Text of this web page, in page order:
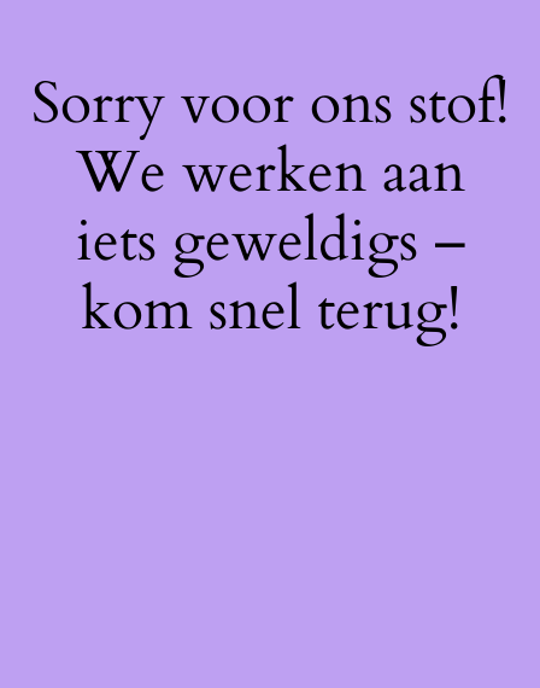
Sorry voor ons stof!
We werken aan
iets geweldigs –
kom snel terug!